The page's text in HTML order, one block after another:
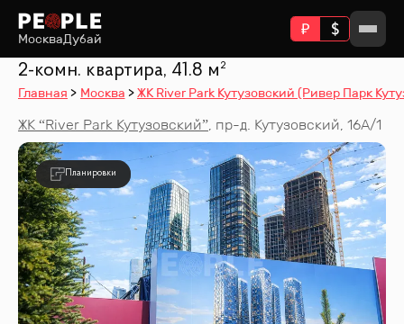
МоскваДубай
2-комн. квартира, 41.8 м²
Главная Москва ЖК River Park Кутузовский (Ривер Парк
ЖК “River Park Кутузовский”, пр-д. Кутузовский, 16А/1
Планировки